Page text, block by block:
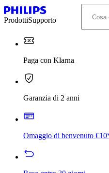
ProdottiSupporto
Paga con Klarna
Garanzia di 2 anni
Omaggio di benvenuto